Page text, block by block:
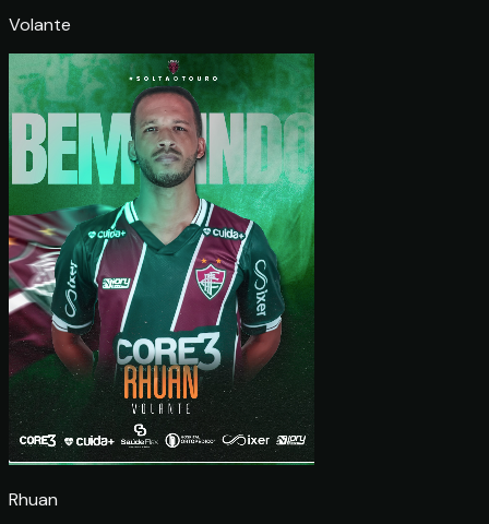
Volante
Rhuan